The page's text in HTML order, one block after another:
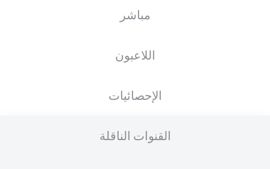
مباشر
اللاعبون
الإحصائيات
القنوات الناقلة
انطلاق المباراة.